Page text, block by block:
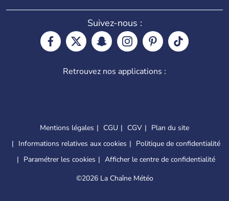
Suivez-nous :
Retrouvez nos applications :
Mentions légales CGU CGV
Plan du site
Informations relatives aux cookies
Politique de confidentialité
Paramétrer les cookies
Afficher le centre de confidentialité
©2026 La Chaîne Météo